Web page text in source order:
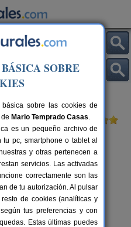
Les Irles
2-20 pers.
desde25 €
Rural
SOBRE
sobre las cookies de
Mario Temprado Casas.
es un pequeño archivo de
pc, smartphone o tablet al
y otras pertenecen a
servicios. Las activadas
correctamente son las
de tu autorización. Al pulsar
de cookies (analíticas y
tus preferencias y con
Estas últimas puedes